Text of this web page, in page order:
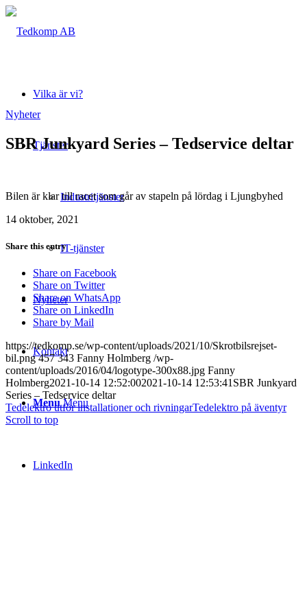
Vilka är vi?
Tjänster
Industritjänster
IT-tjänster
Nyheter
Kontakt
Menu Menu
LinkedIn
Nyheter
SBR Junkyard Series – Tedservice deltar
Bilen är klar till racet som går av stapeln på lördag i Ljungbyhed
14 oktober, 2021
Share this entry
Share on Facebook
Share on Twitter
Share on WhatsApp
Share on LinkedIn
Share by Mail
https://tedkomp.se/wp-content/uploads/2021/10/Skrotbilsrejset-
bil.png 457 343 Fanny Holmberg /wp-
content/uploads/2016/04/logotype-300x88.jpg Fanny
Holmberg2021-10-14 12:52:002021-10-14 12:53:41 SBR Junkyard
Series – Tedservice deltar
Tedelektro utför installationer och rivningarTedelektro på äventyr
Scroll to top